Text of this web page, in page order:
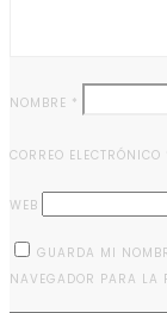
NOMBRE *
CORREO ELECTRÓNICO
WEB
GUARDA MI
NAVEGADOR PARA LA